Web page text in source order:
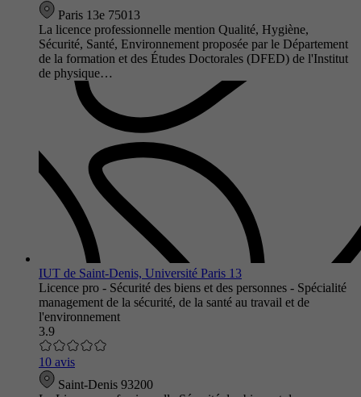
Paris 13e 75013
La licence professionnelle mention Qualité, Hygiène,
Sécurité, Santé, Environnement proposée par le Département
de la formation et des Études Doctorales (DFED) de l'Institut
de physique…
IUT de Saint-Denis, Université Paris 13
Licence pro - Sécurité des biens et des personnes - Spécialité
management de la sécurité, de la santé au travail et de
l'environnement
3.9
10 avis
Saint-Denis 93200